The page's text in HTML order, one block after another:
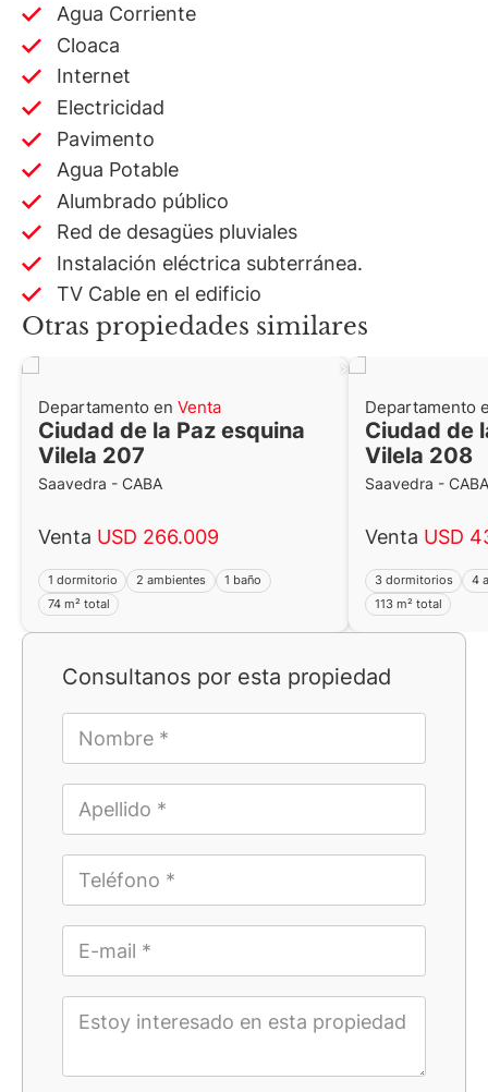
Consultanos por esta propiedad
Agua Corriente
Cloaca
Internet
Electricidad
Pavimento
Agua Potable
Alumbrado público
Red de desagües pluviales
Instalación eléctrica subterránea.
TV Cable en el edificio
Otras propiedades similares
Departamento en Venta
Ciudad de la Paz esquina
Vilela 207
Saavedra - CABA
Venta USD 266.009
1 dormitorio 2 ambientes
1 baño
74 m² total
Departamento
Ciudad de
Vilela 208
Saavedra - CABA
Venta USD
3 dormitorios
4
113 m² total